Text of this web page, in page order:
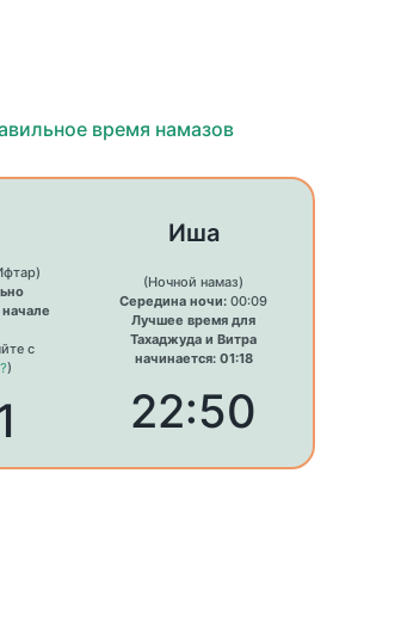
время намазов
с
)
Иша
(Ночной намаз)
Середина ночи: 00:09
Лучшее время для
Тахаджуда и Витра
начинается: 01:18
22:50